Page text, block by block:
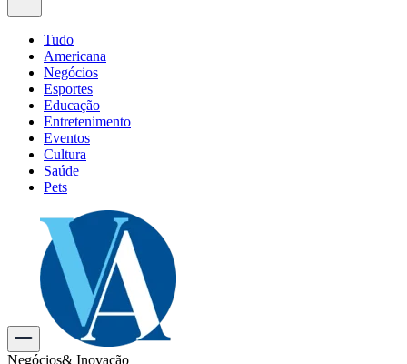
Tudo
Americana
Negócios
Esportes
Educação
Entretenimento
Eventos
Cultura
Saúde
Pets
Explore Tudo
Últimas Notícias
Previsão do Tempo
Dia a Dia & Lazer
Gastronomia
Cinema & Shows
Para Sua Empresa
Negócios& Inovação